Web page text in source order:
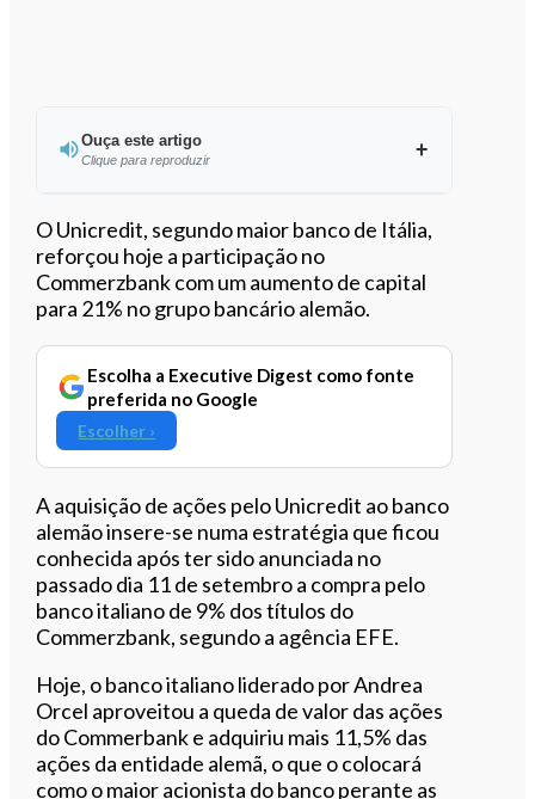
Ouça este artigo
Clique para reproduzir
Ouvir este artigo
O Unicredit, segundo maior banco de Itália,
reforçou hoje a participação no
Commerzbank com um aumento de capital
para 21% no grupo bancário alemão.
Escolha a Executive Digest como fonte
preferida no Google
Escolher ›
A aquisição de ações pelo Unicredit ao banco
alemão insere-se numa estratégia que ficou
conhecida após ter sido anunciada no
passado dia 11 de setembro a compra pelo
banco italiano de 9% dos títulos do
Commerzbank, segundo a agência EFE.
Hoje, o banco italiano liderado por Andrea
Orcel aproveitou a queda de valor das ações
do Commerbank e adquiriu mais 11,5% das
ações da entidade alemã, o que o colocará
como o maior acionista do banco perante as